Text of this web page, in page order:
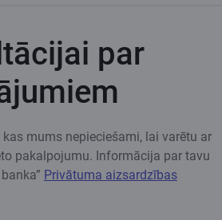
par
mums nepieciešami, lai varētu ar
pakalpojumu. Informācija par tavu
Privātuma aizsardzības